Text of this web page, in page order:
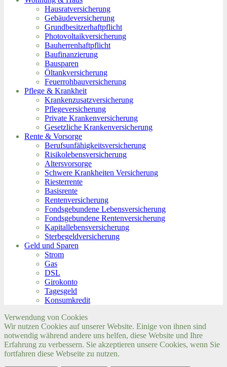
Hausratversicherung
Gebäudeversicherung
Grundbesitzerhaftpflicht
Photovoltaikversicherung
Bauherrenhaftpflicht
Baufinanzierung
Bausparen
Öltankversicherung
Feuerrohbauversicherung
Pflege & Krankheit
Krankenzusatzversicherung
Pflegeversicherung
Private Krankenversicherung
Gesetzliche Krankenversicherung
Rente & Vorsorge
Berufs­unfähigkeitsversicherung
Risikolebensversicherung
Altersvorsorge
Schwere Krankheiten Versicherung
Riesterrente
Basisrente
Rentenversicherung
Fondsgebundene Lebensversicherung
Fondsgebundene Rentenversicherung
Kapitallebensversicherung
Sterbegeldversicherung
Geld und Sparen
Strom
Gas
DSL
Girokonto
Tagesgeld
Konsumkredit
Verwendung von Cookies
Wir nutzen Cookies auf unserer Website. Einige von ihnen sind
notwendig während andere uns helfen, diese Website und Ihre
Erfahrung zu verbessern. Sie akzeptieren unsere Cookies, wenn Sie
fortfahren diese Webseite zu nutzen.